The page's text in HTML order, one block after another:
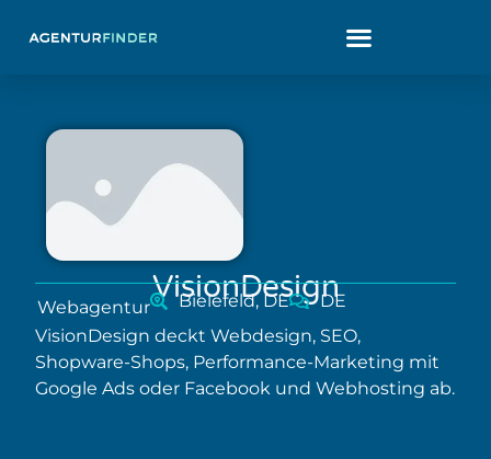
VisionDesign
Webagentur Bielefeld, DE
DE
VisionDesign deckt Webdesign, SEO,
Shopware-Shops, Performance-Marketing mit
Google Ads oder Facebook und Webhosting ab.